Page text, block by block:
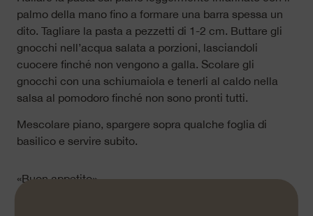
palmo della mano fino a formare una barra spessa un
dito. Tagliare la pasta a pezzetti di 1-2 cm. Buttare gli
gnocchi nell’acqua salata a porzioni, lasciandoli
cuocere finché non vengono a galla. Scolare gli
gnocchi con una schiumaiola e tenerli al caldo nella
salsa al pomodoro finché non sono pronti tutti.
Mescolare piano, spargere sopra qualche foglia di
basilico e servire subito.
«Buon appetito»